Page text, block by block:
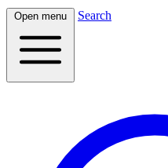
Open menu Search